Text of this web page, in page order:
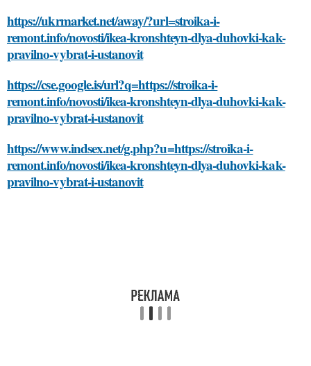
https://ukrmarket.net/away/?url=stroika-i-
remont.info/novosti/ikea-kronshteyn-dlya-duhovki-kak-
pravilno-vybrat-i-ustanovit
https://cse.google.is/url?q=https://stroika-i-
remont.info/novosti/ikea-kronshteyn-dlya-duhovki-kak-
pravilno-vybrat-i-ustanovit
https://www.indsex.net/g.php?u=https://stroika-i-
remont.info/novosti/ikea-kronshteyn-dlya-duhovki-kak-
pravilno-vybrat-i-ustanovit